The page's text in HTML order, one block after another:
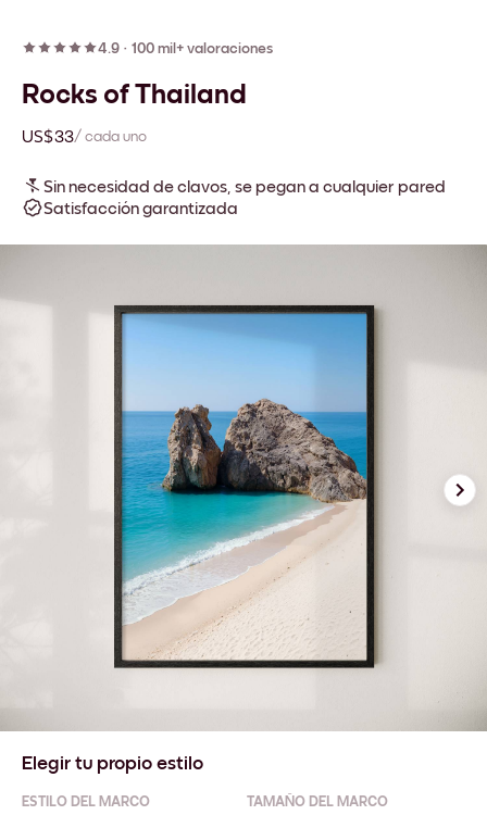
4.9 · 100 mil+ valoraciones
Rocks of Thailand
US$33/ cada uno
Sin necesidad de clavos, se pegan a cualquier pared
Satisfacción garantizada
Elegir tu propio estilo
ESTILO DEL MARCO TAMAÑO DEL MARCO